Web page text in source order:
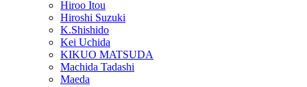
Hiroo Itou
Hiroshi Suzuki
K.Shishido
Kei Uchida
KIKUO MATSUDA
Machida Tadashi
Maeda